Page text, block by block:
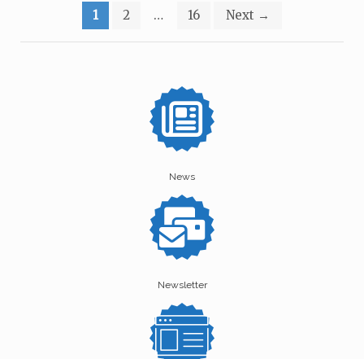
pagination
1 2 … 16 Next →
News
Newsletter